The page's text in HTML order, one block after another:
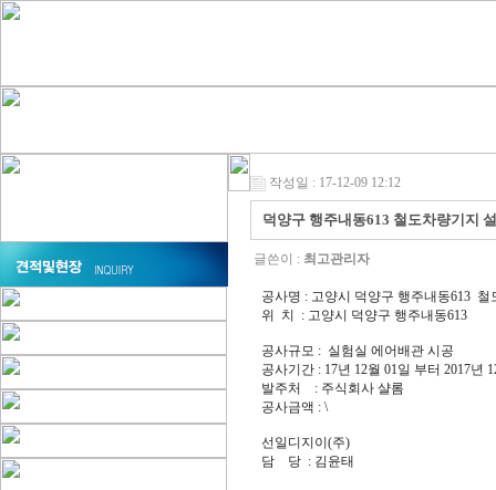
작성일 : 17-12-09 12:12
덕양구 행주내동613 철도차량기지
글쓴이 : 최고관리자
공사명 : 고양시 덕양구 행주내동613
위 치 : 고양시 덕양구 행주내동613
공사규모 : 실험실 에어배관 시공
공사기간 : 17년 12월 01일 부터 2017년
발주처 : 주식회사 샬롬
공사금액 : \
선일디지이(주)
담 당 : 김윤태